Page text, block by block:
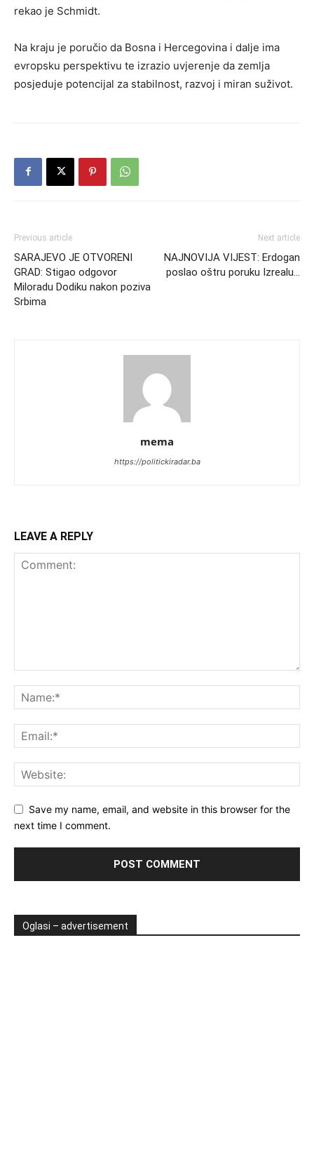
rekao je Schmidt.
Na kraju je poručio da Bosna i Hercegovina i dalje ima
evropsku perspektivu te izrazio uvjerenje da zemlja
posjeduje potencijal za stabilnost, razvoj i miran suživot.
Previous article
SARAJEVO JE OTVORENI
GRAD: Stigao odgovor
Miloradu Dodiku nakon poziva
Srbima
Next article
NAJNOVIJA VIJEST: Erdogan
poslao oštru poruku Izrealu…
mema
https://politickiradar.ba
LEAVE A REPLY
Save my name, email, and website in this browser for the
next time I comment.
Oglasi – advertisement